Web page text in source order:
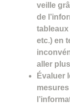
veille
de
etc.) en
aller
Évaluer